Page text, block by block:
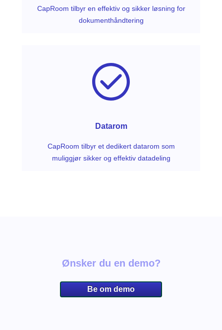
CapRoom tilbyr en effektiv og sikker løsning for
dokumenthåndtering
Datarom
CapRoom tilbyr et dedikert datarom som
muliggjør sikker og effektiv datadeling
Ønsker du en demo?
Be om demo